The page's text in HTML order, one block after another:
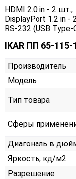
HDMI 2.0 in - 2 шт.;
DisplayPort 1.2 in -
RS-232 (USB
IKAR ПП 65-115-
Производитель
Модель
Тип товара
Сферы
Диагональ в
Яркость, кд/м2
Разрешение